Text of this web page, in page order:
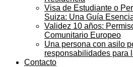
Visa de Estudiante o
Suiza: Una Guía
Validez 10 años:
Comunitario Europeo
Una persona con asilo
responsabilidades para
Contacto